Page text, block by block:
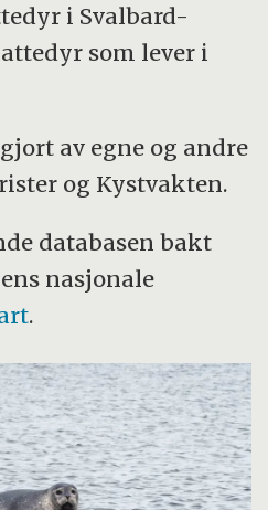
i Svalbard-
som lever i
av egne og andre
og Kystvakten.
databasen bakt
nasjonale
.